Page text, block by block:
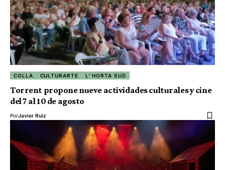
COLLA CULTURARTE L' HORTA SUD
Torrent propone nueve actividades culturales y cine
del 7 al 10 de agosto
PorJavier Ruiz